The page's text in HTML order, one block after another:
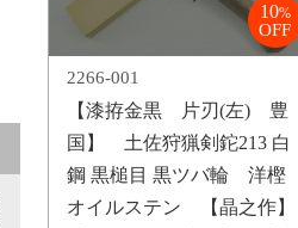
10%
OFF
2266-001
【漆拵金黒 片刃(左) 豊
国】 土佐狩猟剣鉈213 白
鋼 黒槌目 黒ツバ輪 洋樫
オイルステン 【晶之作】